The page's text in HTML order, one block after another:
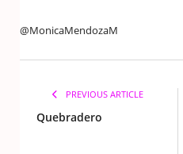
@MonicaMendozaM
PREVIOUS ARTICLE
Quebradero